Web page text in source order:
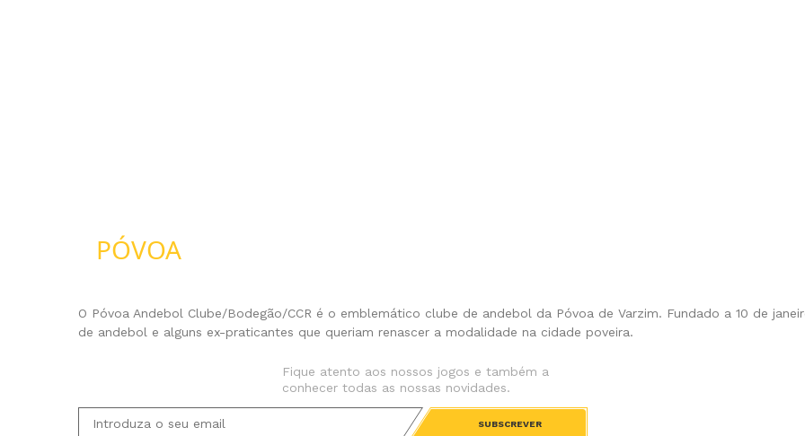
PÓVOA
O Póvoa Andebol Clube/Bodegão/CCR é o emblemático clube de andebol da Póvoa de Varzim. Fundado a 10 de
de andebol e alguns ex-praticantes que queriam renascer a modalidade na cidade poveira.
Fique atento aos nossos jogos e também a
conhecer todas as nossas novidades.